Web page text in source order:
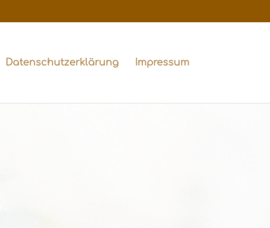
Datenschutzerklärung Impressum